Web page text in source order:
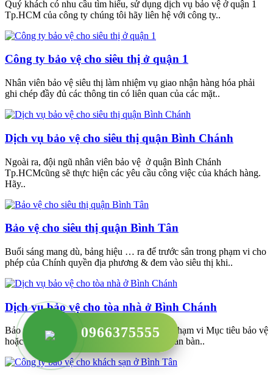
Quý khách có nhu cầu tìm hiểu, sử dụng dịch vụ bảo vệ ở quận 1
Tp.HCM của công ty chúng tôi hãy liên hệ với công ty..
Công ty bảo vệ cho siêu thị ở quận 1
Nhân viên bảo vệ siêu thị làm nhiệm vụ giao nhận hàng hóa phải
ghi chép đầy đủ các thông tin có liên quan của các mặt..
Dịch vụ bảo vệ cho siêu thị quận Bình Chánh
Ngoài ra, đội ngũ nhân viên bảo vệ ở quận Bình Chánh
Tp.HCMcũng sẽ thực hiện các yêu cầu công việc của khách hàng.
Hãy..
Bảo vệ cho siêu thị quận Bình Tân
Buổi sáng mang dù, bảng hiệu … ra để trước sân trong phạm vi cho
phép của Chính quyền địa phương & đem vào siêu thị khi..
Dịch vụ bảo vệ cho tòa nhà ở Bình Chánh
Bảo vệ toàn bộ tài sản hợp pháp nằm trong phạm vi Mục tiêu bảo vệ
hoặc tài sản được liệt kê theo danh mục tài sản bàn..
0966375555